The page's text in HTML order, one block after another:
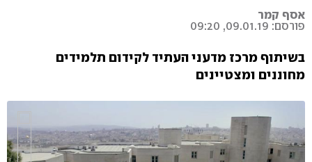
אסף קמר
פורסם: 09.01.19, 09:20
בשיתוף מרכז מדעני העתיד לקידום תלמידים
מחוננים ומצטיינים